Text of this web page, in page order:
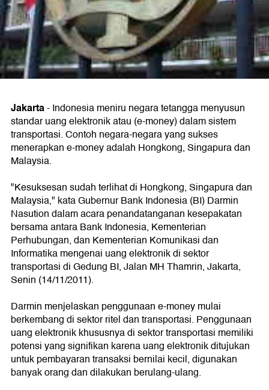
Jakarta-Indonesia meniru negara tetangga menyusun
standar uang elektronik atau (e-money) dalam sistem
transportasi. Contoh negara-negara yang sukses
menerapkan e-money adalah Hongkong, Singapura dan
Malaysia.
"Kesuksesan sudah terlihat di Hongkong, Singapura dan
Malaysia," kata Gubernur Bank Indonesia (BI) Darmin
Nasution dalam acara penandatanganan kesepakatan
bersama antara Bank Indonesia, Kementerian
Perhubungan, dan Kementerian Komunikasi dan
Informatika mengenai uang elektronik di sektor
transportasi di Gedung BI, Jalan MH Thamrin, Jakarta,
Senin (14/11/2011).
Darmin menjelaskan penggunaan e-money mulai
berkembang di sektor ritel dan transportasi. Penggunaan
uang elektronik khususnya di sektor transportasi memiliki
potensi yang signifikan karena uang elektronik ditujukan
untuk pembayaran transaksi bernilai kecil, digunakan
banyak orang dan dilakukan berulang-ulang.